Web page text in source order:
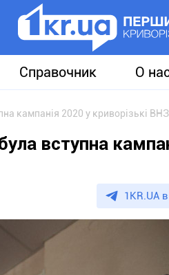
Справочник О
кампанія 2020 у криворізькі ВНЗ
вступна
1KR.UA в